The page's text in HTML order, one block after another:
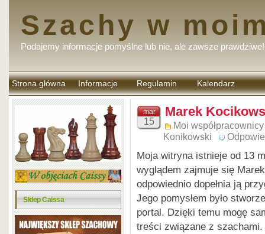
Szachy w
Podajemy informacje pomyślne lub nie, ale zawsze prawdziwe!
Strona główna Informacje Regulamin
komentarzy
Kalendarz
Sklep Caissa
mar
15
Marek
Moi współpracownicy
Konikowski
Moja witryna istnieje od 13
wyglądem zajmuje się
odpowiednio dopełnia ją
Jego pomysłem było
portal. Dzięki temu mogę
treści związane z